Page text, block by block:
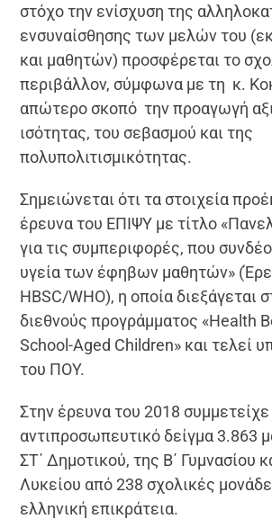
στόχο την ενίσχυση της
ενσυναίσθησης των μελών του
και μαθητών) προσφέρεται το
περιβάλλον, σύμφωνα με τη κ.
απώτερο σκοπό την προαγωγή
ισότητας, του σεβασμού και της
πολυπολιτισμικότητας.
Σημειώνεται ότι τα στοιχεία
έρευνα του ΕΠΙΨΥ με τίτλο
για τις συμπεριφορές, που
υγεία των έφηβων μαθητών»
HBSC/WHO), η οποία διεξάγεται
διεθνούς προγράμματος «Health
School-Aged Children» και τελεί
του ΠΟΥ.
Στην έρευνα του 2018 συμμετείχε
αντιπροσωπευτικό δείγμα 3.863
ΣΤ΄ Δημοτικού, της Β΄ Γυμνασίου
Λυκείου από 238 σχολικές
ελληνική επικράτεια.